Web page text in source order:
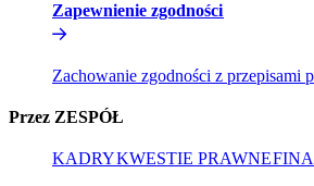
Zapewnienie zgodności​​
Zachowanie zgodności z przepisami
Przez ZESPÓŁ​​
KADRY​​KWESTIE PRAWNE​​